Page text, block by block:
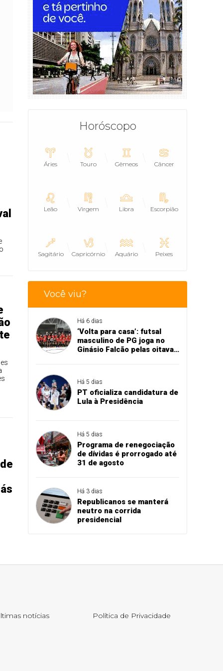
Horóscopo
Áries Touro Gêmeos Câncer
Leão Virgem Libra Escorpião
Sagitário Capricórnio Aquário Peixes
Você viu?
Há 6 dias
‘Volta para casa’: futsal
masculino de PG joga no
Ginásio Falcão pelas oitavas
Há 5 dias
PT oficializa candidatura de
Lula à Presidência
Há 5 dias
Programa de renegociação
de dívidas é prorrogado até
31 de agosto
Há 3 dias
Republicanos se manterá
neutro na corrida
presidencial
notícias Política de Privacidade